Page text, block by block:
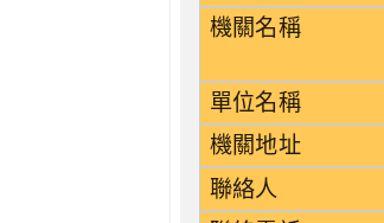
機關名稱
單位名稱
機關地址
聯絡人